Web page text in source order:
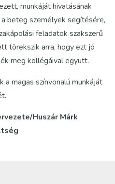
munkáját hivatásának
beteg személyek segítésére,
feladatok szakszerű
törekszik arra, hogy ezt jó
meg kollégáival együtt.
a magas színvonalú munkáját
Huszár Márk